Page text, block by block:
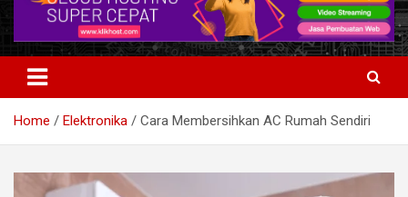
Home Elektronika Cara Membersihkan AC Rumah Sendiri